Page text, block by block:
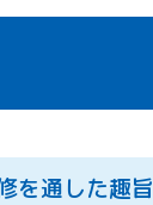
を通した趣旨